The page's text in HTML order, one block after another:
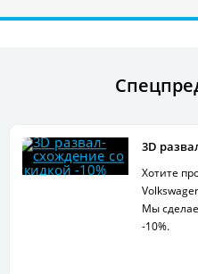
3D
Хотите
Мы
-10%.